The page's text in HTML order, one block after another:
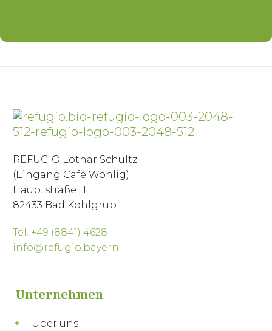
REFUGIO Lothar Schultz
(Eingang Café Wohlig)
Hauptstraße 11
82433 Bad Kohlgrub
Tel. +49 (8841) 4628
info@refugio.bayern
Unternehmen
Über uns